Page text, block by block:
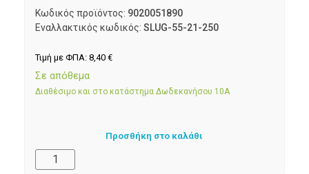
Κωδικός προϊόντος: 9020051890
Εναλλακτικός κωδικός: SLUG-55-21-250
Τιμή με ΦΠΑ: 8,40 €
Σε απόθεμα
Διαθέσιμο και στο κατάστημα Δωδεκανήσου 10Α
Προσθήκη στο καλάθι